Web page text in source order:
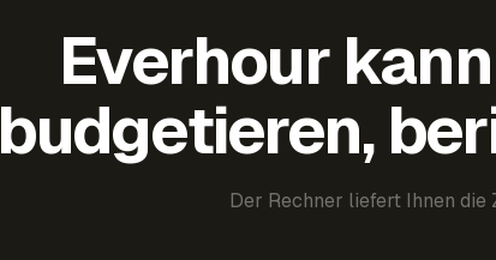
Everhour
budgetieren,
Der Rechner liefert Ihnen